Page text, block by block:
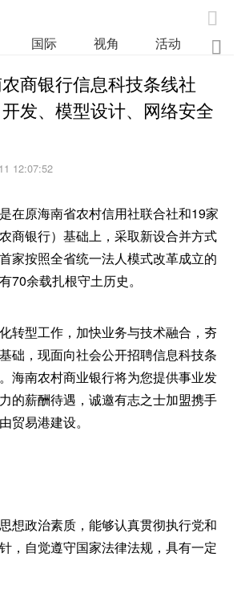

国际 视角 活动 业

农商银行信息科技条线社
发、模型设计、网络安全
12:07:52
在原海南省农村信用社联合社和19家
商银行）基础上，采取新设合并方式
家按照全省统一法人模式改革成立的
70余载扎根守土历史。
转型工作，加快业务与技术融合，夯
础，现面向社会公开招聘信息科技条
海南农村商业银行将为您提供事业发
的薪酬待遇，诚邀有志之士加盟携手
贸易港建设。
想政治素质，能够认真贯彻执行党和
，自觉遵守国家法律法规，具有一定